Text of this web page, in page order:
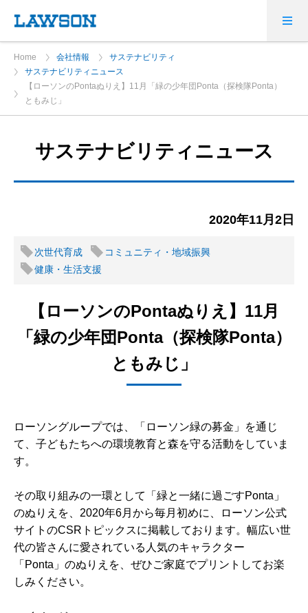
Home 会社情報
サステナビリティ
サステナビリティニュース
【ローソンのPontaぬりえ】11月「緑の少年団Ponta（探検隊Ponta）
ともみじ」
サステナビリティニュース
2020年11月2日
次世代育成
コミュニティ・地域振興
健康・生活支援
【ローソンのPontaぬりえ】11月
「緑の少年団Ponta（探検隊Ponta）
ともみじ」
ローソングループでは、「ローソン緑の募金」を通じ
て、子どもたちへの環境教育と森を守る活動をしていま
す。
その取り組みの一環として「緑と一緒に過ごすPonta」
のぬりえを、2020年6月から毎月初めに、ローソン公式
サイトのCSRトピックスに掲載しております。幅広い世
代の皆さんに愛されている人気のキャラクター
「Ponta」のぬりえを、ぜひご家庭でプリントしてお楽
しみください。